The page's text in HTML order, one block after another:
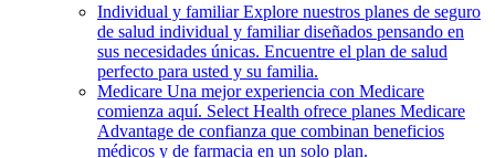
Individual y familiar Explore nuestros planes de seguro
de salud individual y familiar diseñados pensando en
sus necesidades únicas. Encuentre el plan de salud
perfecto para usted y su familia.
Medicare Una mejor experiencia con Medicare
comienza aquí. Select Health ofrece planes Medicare
Advantage de confianza que combinan beneficios
médicos y de farmacia en un solo plan.